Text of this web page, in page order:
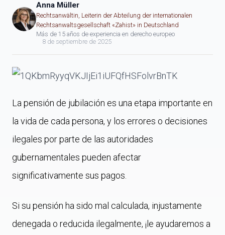
Anna Müller
Rechtsanwältin, Leiterin der Abteilung der internationalen
Rechtsanwaltsgesellschaft «Zahist» in Deutschland
Más de 15 años de experiencia en derecho europeo
8 de septiembre de 2025
La pensión de jubilación es una etapa importante en
la vida de cada persona, y los errores o decisiones
ilegales por parte de las autoridades
gubernamentales pueden afectar
significativamente sus pagos.
Si su pensión ha sido mal calculada, injustamente
denegada o reducida ilegalmente, ¡le ayudaremos a